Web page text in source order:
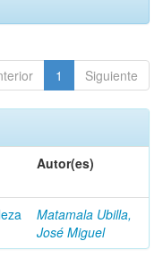
1 Siguiente
Autor(es)
Matamala Ubilla,
José Miguel